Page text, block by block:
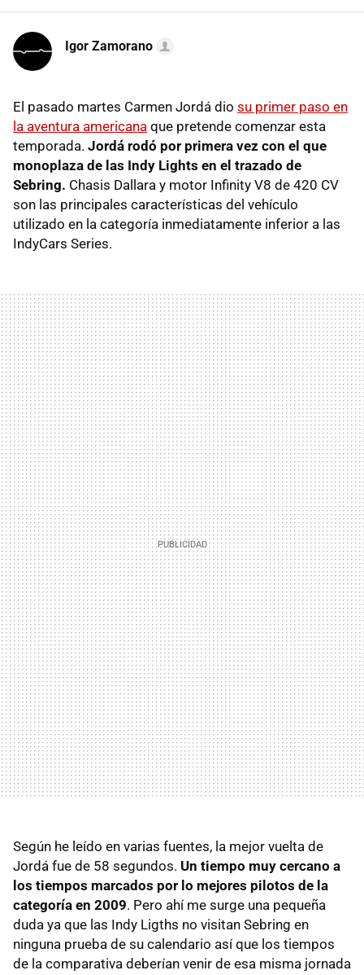
Igor Zamorano
El pasado martes Carmen Jordá dio su primer paso en
la aventura americana que pretende comenzar esta
temporada. Jordá rodó por primera vez con el que
monoplaza de las Indy Lights en el trazado de
Sebring. Chasis Dallara y motor Infinity V8 de 420 CV
son las principales características del vehículo
utilizado en la categoría inmediatamente inferior a las
IndyCars Series.
Según he leído en varias fuentes, la mejor vuelta de
Jordá fue de 58 segundos. Un tiempo muy cercano a
los tiempos marcados por lo mejores pilotos de la
categoría en 2009. Pero ahí me surge una pequeña
duda ya que las Indy Ligths no visitan Sebring en
ninguna prueba de su calendario así que los tiempos
de la comparativa deberían venir de esa misma jornada